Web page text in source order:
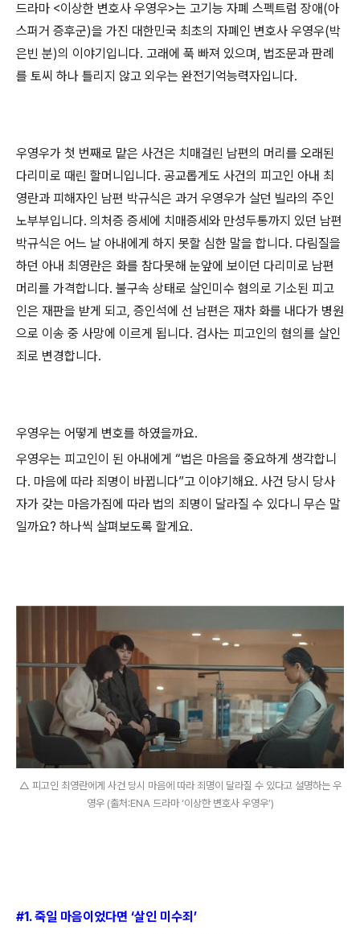
드라마 <이상한 변호사 우영우>는 고기능 자폐 스펙트럼 장애(아
스퍼거 증후군)을 가진 대한민국 최초의 자폐인 변호사 우영우(박
은빈 분)의 이야기입니다. 고래에 푹 빠져 있으며, 법조문과 판례
를 토씨 하나 틀리지 않고 외우는 완전기억능력자입니다.
우영우가 첫 번째로 맡은 사건은 치매걸린 남편의 머리를 오래된
다리미로 때린 할머니입니다. 공교롭게도 사건의 피고인 아내 최
영란과 피해자인 남편 박규식은 과거 우영우가 살던 빌라의 주인
노부부입니다. 의처증 증세에 치매증세와 만성두통까지 있던 남편
박규식은 어느 날 아내에게 하지 못할 심한 말을 합니다. 다림질을
하던 아내 최영란은 화를 참다못해 눈앞에 보이던 다리미로 남편
머리를 가격합니다. 불구속 상태로 살인미수 혐의로 기소된 피고
인은 재판을 받게 되고, 증인석에 선 남편은 재차 화를 내다가 병원
으로 이송 중 사망에 이르게 됩니다. 검사는 피고인의 혐의를 살인
죄로 변경합니다.
우영우는 어떻게 변호를 하였을까요.
우영우는 피고인이 된 아내에게 “법은 마음을 중요하게 생각합니
다. 마음에 따라 죄명이 바뀝니다”고 이야기해요. 사건 당시 당사
자가 갖는 마음가짐에 따라 법의 죄명이 달라질 수 있다니 무슨 말
일까요? 하나씩 살펴보도록 할게요.
△ 피고인 최영란에게 사건 당시 마음에 따라 죄명이 달라질 수 있다고 설명하는 우
영우 (출처:ENA 드라마 ‘이상한 변호사 우영우’)
#1.죽일 마음이었다면 ‘살인 미수죄 ’